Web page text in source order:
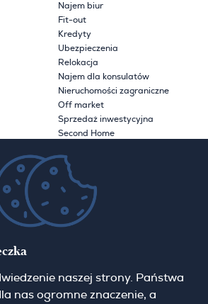
Najem biur
Fit-out
Kredyty
Ubezpieczenia
Relokacja
Najem dla konsulatów
Nieruchomości zagraniczne
Off market
Sprzedaż inwestycyjna
Second Home
Marketing dla dewelopera
Sprzedaż inwestycji
deweloperskich
Miejskie przewodniki
naszej strony. Państwa
nas ogromne znaczenie, a